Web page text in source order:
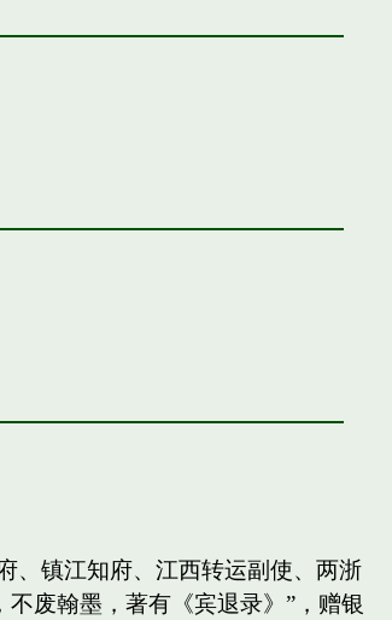
、镇江知府、江西转运副使、两浙
废翰墨，著有《宾退录》”，赠银